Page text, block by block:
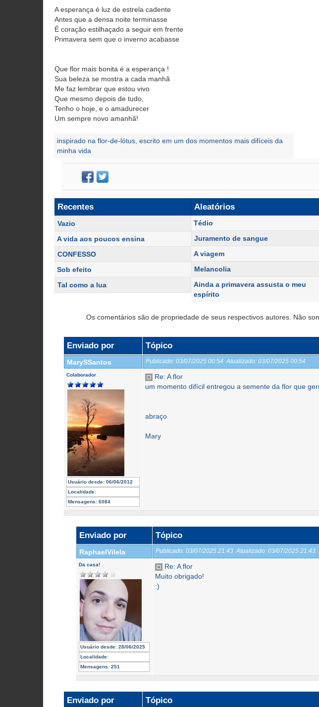
A esperança é luz de estrela cadente
Antes que a densa noite terminasse
É coração estilhaçado a seguir em frente
Primavera sem que o inverno acabasse
Que flor mais bonita é a esperança !
Sua beleza se mostra a cada manhã
Me faz lembrar que estou vivo
Que mesmo depois de tudo,
Tenho o hoje, e o amadurecer
Um sempre novo amanhã!
inspirado na flor-de-lótus, escrito em um dos momentos mais difíceis da
minha vida
Recentes
Vazio
A vida aos poucos ensina
CONFESSO
Sob efeito
Tal como a lua
Aleatórios
Tédio
Juramento de sangue
A viagem
Melancolia
Ainda a primavera assusta o meu
espírito
Os comentários são de propriedade de seus respectivos autores. Não
Enviado por Tópico
MarySSantos Publicado: 03/07/2025 00:54 Atualizado: 03/07/2025 00:54
Colaborador
Usuário desde: 06/06/2012
Localidade:
Mensagens: 6084
Re: A flor
um momento difícil entregou a semente da flor que
abraço
Mary
Enviado por Tópico
RaphaelVilela Publicado: 03/07/2025 21:43 Atualizado: 03/07/2025 21:43
Da casa!
Usuário desde: 28/06/2025
Localidade:
Mensagens: 251
Re: A flor
Muito obrigado!
:)
Enviado por Tópico